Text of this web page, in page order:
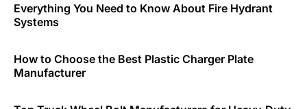
Everything You Need to Know About Fire Hydrant
Systems
How to Choose the Best Plastic Charger Plate
Manufacturer